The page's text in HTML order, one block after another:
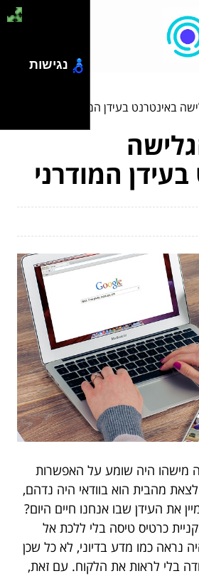
באינטרנט בעידן המודרני
המודרני
מישהו היה שומע על האפשרות
מהבית הוא בוודאי היה נדהם,
את העידן שבו אנחנו חיים היום?
כרטיס טיסה בלי ללכת אל
נראה כמו מדע בדיוני, לא כל שכן
בלי לראות את הלקוח. עם זאת,
נגישות